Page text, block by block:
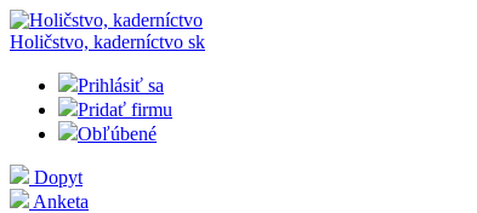
Holičstvo, kaderníctvo sk
Prihlásiť sa
Pridať firmu
Obľúbené
Dopyt
Anketa